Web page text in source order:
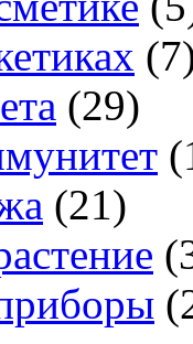
(29)
(21)